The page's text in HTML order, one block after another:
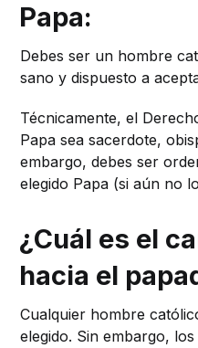
Papa:
Debes ser un hombre
sano y dispuesto a
Técnicamente, el
Papa sea sacerdote,
embargo, debes ser
elegido Papa (si aún no
¿Cuál es el
hacia el
Cualquier hombre
elegido. Sin embargo,